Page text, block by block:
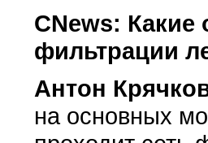
CNews: Какие
фильтрации
Антон
на основных